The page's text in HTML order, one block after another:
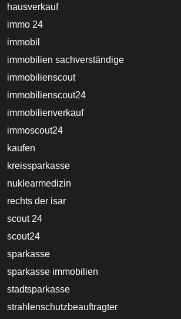
hausverkauf
immo 24
immobil
immobilien sachverständige
immobilienscout
immobilienscout24
immobilienverkauf
immoscout24
kaufen
kreissparkasse
nuklearmedizin
rechts der isar
scout 24
scout24
sparkasse
sparkasse immobilien
stadtsparkasse
strahlenschutzbeauftragter